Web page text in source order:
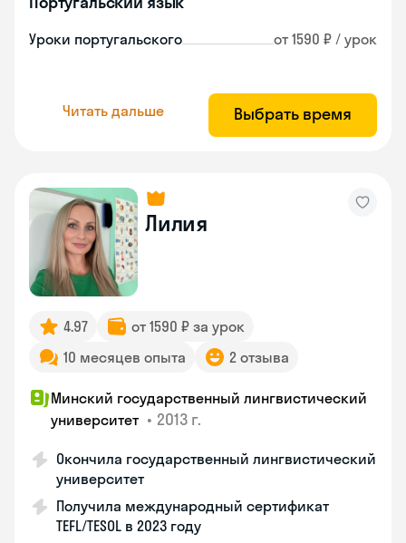
Уроки португальского от 1590 ₽ / урок
Читать дальше Выбрать время
Лилия
4.97
от 1590 ₽ за урок
10 месяцев опыта
2 отзыва
Минский государственный лингвистический
университет • 2013 г.
Окончила государственный лингвистический
университет
Получила международный сертификат
TEFL/TESOL в 2023 году